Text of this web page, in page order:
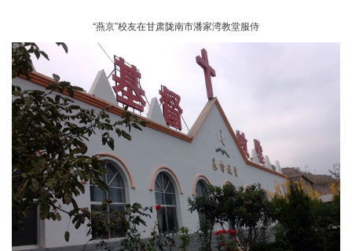
“燕京”校友在甘肃陇南市潘家湾教堂服侍